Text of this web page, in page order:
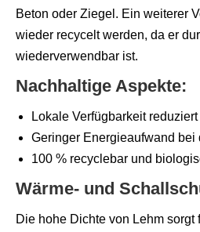
Beton oder Ziegel. Ein weiterer
wieder recycelt werden, da er
wiederverwendbar ist.
Nachhaltige Aspekte:
Lokale Verfügbarkeit
Geringer Energieaufwand bei
100 % recyclebar und
Wärme- und
Die hohe Dichte von Lehm sorgt